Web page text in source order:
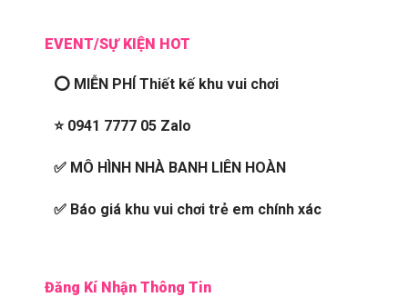
EVENT/SỰ KIỆN HOT
⭕ MIỄN PHÍ Thiết kế khu vui chơi
⭐ 0941 7777 05 Zalo
✅ MÔ HÌNH NHÀ BANH LIÊN HOÀN
✅ Báo giá khu vui chơi trẻ em chính xác
Đăng Kí Nhận Thông Tin